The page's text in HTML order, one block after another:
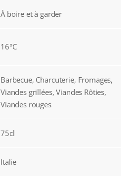
À boire et à garder
16°C
Barbecue, Charcuterie, Fromages,
Viandes grillées, Viandes Rôties,
Viandes rouges
75cl
Italie